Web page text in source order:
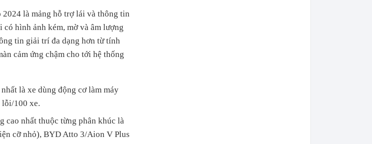
2024 là mảng hỗ trợ lái và thông tin
hình ảnh kém, mờ và âm lượng
tin giải trí đa dạng hơn từ tính
cảm ứng chậm cho tới hệ thống
là xe dùng động cơ làm máy
lỗi/100 xe.
cao nhất thuộc từng phân khúc là
cỡ nhỏ), BYD Atto 3/Aion V Plus